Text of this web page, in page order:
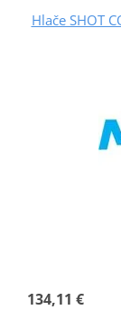
Hlače SHOT
134,11 €